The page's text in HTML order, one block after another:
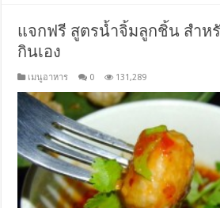
แจกฟรี สูตรน้ำจิ้มลูกชิ้น สำห
กินเอง
เมนูอาหาร 0 131,289